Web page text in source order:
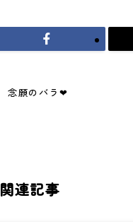
念願のバラ❤
関連記事